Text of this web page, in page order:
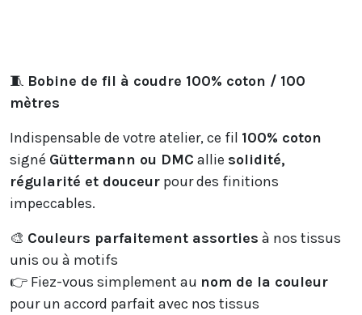
🧵 Bobine de fil à coudre 100% coton / 100
mètres
Indispensable de votre atelier, ce fil 100% coton
signé Güttermann ou DMC allie solidité,
régularité et douceur pour des finitions
impeccables.
🎨 Couleurs parfaitement assorties à nos tissus
unis ou à motifs
👉 Fiez-vous simplement au nom de la couleur
pour un accord parfait avec nos tissus